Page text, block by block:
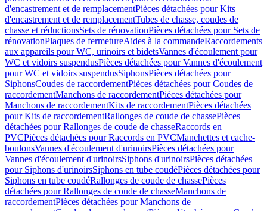
d'encastrement et de remplacementPièces détachées pour Kits
d'encastrement et de remplacementTubes de chasse, coudes de
chasse et réductionsSets de rénovationPièces détachées pour Sets de
rénovationPlaques de fermetureAides à la commandeRaccordements
aux appareils pour WC, urinoirs et bidetsVannes d'écoulement pour
WC et vidoirs suspendusPièces détachées pour Vannes d'écoulement
pour WC et vidoirs suspendusSiphonsPièces détachées pour
SiphonsCoudes de raccordementPièces détachées pour Coudes de
raccordementManchons de raccordementPièces détachées pour
Manchons de raccordementKits de raccordementPièces détachées
pour Kits de raccordementRallonges de coude de chassePièces
détachées pour Rallonges de coude de chasseRaccords en
PVCPièces détachées pour Raccords en PVCManchettes et cache-
boulonsVannes d'écoulement d'urinoirsPièces détachées pour
Vannes d'écoulement d'urinoirsSiphons d'urinoirsPièces détachées
pour Siphons d'urinoirsSiphons en tube coudéPièces détachées pour
Siphons en tube coudéRallonges de coude de chassePièces
détachées pour Rallonges de coude de chasseManchons de
raccordementPièces détachées pour Manchons de